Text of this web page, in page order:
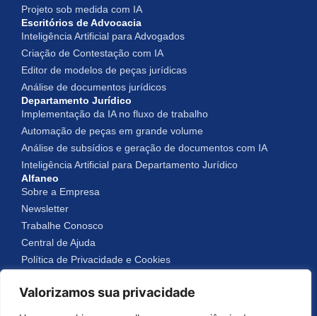
Valorizamos sua privacidade
Projeto sob medida com IA
Escritórios de Advocacia
Inteligência Artificial para Advogados
Criação de Contestação com IA
Editor de modelos de peças jurídicas
Análise de documentos jurídicos
Departamento Jurídico
Implementação da IA no fluxo de trabalho
Automação de peças em grande volume
Análise de subsídios e geração de documentos com IA
Inteligência Artificial para Departamento Jurídico
Alfaneo
Sobre a Empresa
Newsletter
Trabalhe Conosco
Central de Ajuda
Política de Privacidade e Cookies